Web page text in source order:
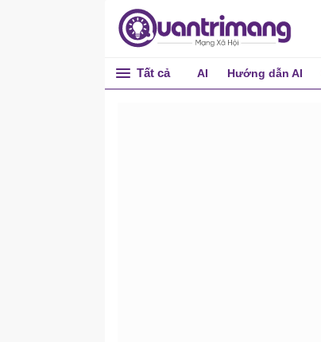
Tất cả AI Hướng dẫn AI